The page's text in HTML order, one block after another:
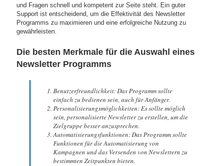
und Fragen schnell und kompetent zur Seite steht. Ein guter
Support ist entscheidend, um die Effektivität des Newsletter
Programms zu maximieren und eine erfolgreiche Nutzung zu
gewährleisten.
Die besten Merkmale für die Auswahl eines
Newsletter Programms
Benutzerfreundlichkeit: Das Programm sollte
einfach zu bedienen sein, auch für Anfänger.
Personalisierungsmöglichkeiten: Es sollte möglich
sein, personalisierte Newsletter zu erstellen, um die
Zielgruppe besser anzusprechen.
Automatisierungsfunktionen: Das Programm sollte
Funktionen für die Automatisierung von
Kampagnen und das Versenden von Newslettern zu
bestimmten Zeitpunkten bieten.